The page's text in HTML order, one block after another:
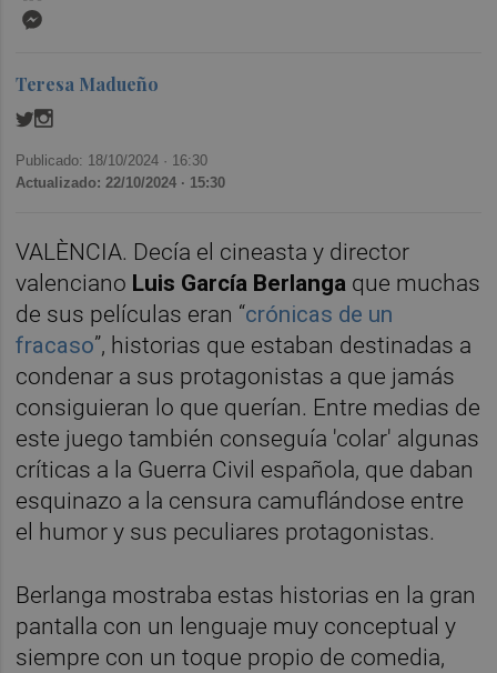
Teresa Madueño
Publicado: 18/10/2024 · 16:30
Actualizado: 22/10/2024 · 15:30
VALÈNCIA. Decía el cineasta y director
valenciano Luis García Berlanga que muchas
de sus películas eran “crónicas de un
fracaso”, historias que estaban destinadas a
condenar a sus protagonistas a que jamás
consiguieran lo que querían. Entre medias de
este juego también conseguía 'colar' algunas
críticas a la Guerra Civil española, que daban
esquinazo a la censura camuflándose entre
el humor y sus peculiares protagonistas.
Berlanga mostraba estas historias en la gran
pantalla con un lenguaje muy conceptual y
siempre con un toque propio de comedia,